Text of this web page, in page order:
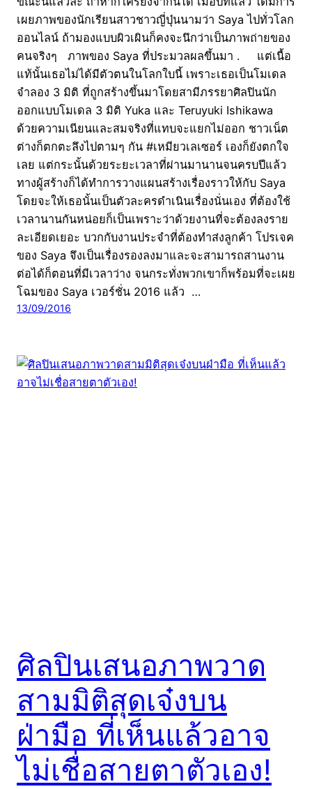
เผยภาพของนักเรียนสาวชาวญี่ปุ่นนามว่า Saya ไปทั่วโลก
ออนไลน์ ถ้ามองแบบผิวเผินก็คงจะนึกว่าเป็นภาพถ่ายของ
คนจริงๆ ภาพของ Saya ที่ประมวลผลขึ้นมา . แต่เนื้อ
แท้นั้นเธอไม่ได้มีตัวตนในโลกใบนี้ เพราะเธอเป็นโมเดล
จำลอง 3 มิติ ที่ถูกสร้างขึ้นมาโดยสามีภรรยาศิลปินนัก
ออกแบบโมเดล 3 มิติ Yuka และ Teruyuki Ishikawa
ด้วยความเนียนและสมจริงที่แทบจะแยกไม่ออก ชาวเน็ต
ต่างก็ตกตะลึงไปตามๆ กัน #เหมียวเลเซอร์ เองก็ยังตกใจ
เลย แต่กระนั้นด้วยระยะเวลาที่ผ่านมานานจนครบปีแล้ว
ทางผู้สร้างก็ได้ทำการวางแผนสร้างเรื่องราวให้กับ Saya
โดยจะให้เธอนั้นเป็นตัวละครดำเนินเรื่องนั่นเอง ที่ต้องใช้
เวลานานกันหน่อยก็เป็นเพราะว่าด้วยงานที่จะต้องลงราย
ละเอียดเยอะ บวกกับงานประจำที่ต้องทำส่งลูกค้า โปรเจค
ของ Saya จึงเป็นเรื่องรองลงมาและจะสามารถสานงาน
ต่อได้ก็ตอนที่มีเวลาว่าง จนกระทั่งพวกเขาก็พร้อมที่จะเผย
โฉมของ Saya เวอร์ชั่น 2016 แล้ว …
13/09/2016
ศิลปินเสนอภาพวาด
สามมิติสุดเจ๋งบน
ฝ่ามือ ที่เห็นแล้วอาจ
ไม่เชื่อสายตาตัวเอง!